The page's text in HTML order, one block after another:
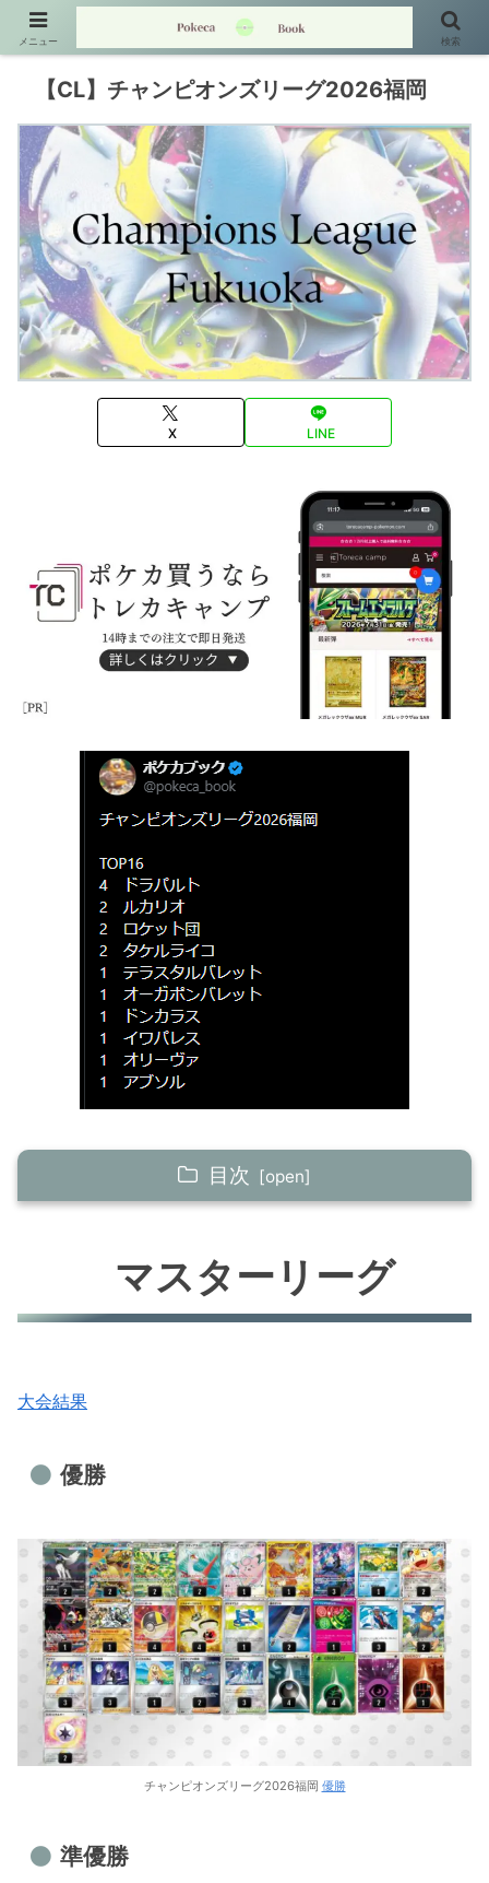
【CL】チャンピオンズリーグ2026福岡
X LINE
目次
優勝
準優勝
ジュニアリーグ
マスターリーグ
大会結果
優勝
チャンピオンズリーグ2026福岡 優勝
準優勝
メニュー 検索